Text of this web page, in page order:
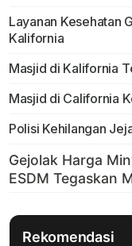
Layanan Kesehatan
Kalifornia
Masjid di Kalifornia
Masjid di California
Polisi Kehilangan
Rekomendasi